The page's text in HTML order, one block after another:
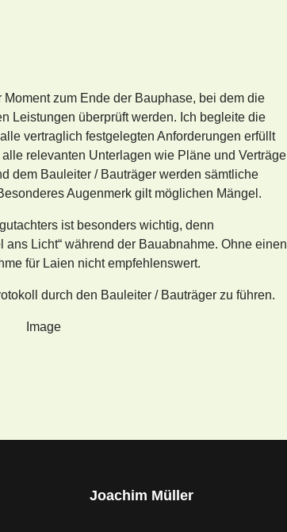
zum Ende der Bauphase, bei dem die
Leistungen überprüft werden. Ich begleite die
vertraglich festgelegten Anforderungen erfüllt
relevanten Unterlagen wie Pläne und Verträge
dem Bauleiter / Bauträger werden sämtliche
Augenmerk gilt möglichen Mängel.
ist besonders wichtig, denn
Licht“ während der Bauabnahme. Ohne einen
für Laien nicht empfehlenswert.
durch den Bauleiter / Bauträger zu führen.
Joachim Müller